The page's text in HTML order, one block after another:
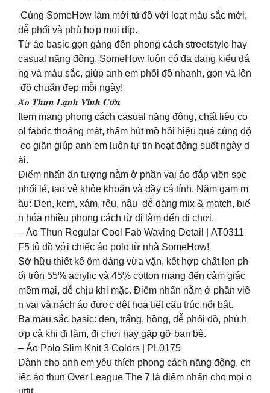
Cùng SomeHow làm mới tủ đồ với loạt màu sắc mới,
dễ phối và phù hợp mọi dịp.
Từ áo basic gọn gàng đến phong cách streetstyle hay
casual năng động, SomeHow luôn có đa dạng kiểu dá
ng và màu sắc, giúp anh em phối đồ nhanh, gọn và lên
đồ chuẩn đẹp mỗi ngày!
𝑨́𝒐 𝑻𝒉𝒖𝒏 𝑳𝒂̣𝒏𝒉 𝑽𝒊̃𝒏𝒉 𝑪𝒖̛̉𝒖
Item mang phong cách casual năng động, chất liệu co
ol fabric thoáng mát, thấm hút mồ hôi hiệu quả cùng độ
co giãn giúp anh em luôn tự tin hoạt động suốt ngày d
ài.
Điểm nhấn ấn tượng nằm ở phần vai áo đắp viền sọc
phối lé, tạo vẻ khỏe khoắn và đầy cá tính. Năm gam m
àu: Đen, kem, xám, rêu, nâu dễ dàng mix & match, biế
n hóa nhiều phong cách từ đi làm đến đi chơi.
– Áo Thun Regular Cool Fab Waving Detail | AT0311
F5 tủ đồ với chiếc áo polo từ nhà SomeHow!
Sở hữu thiết kế ôm dáng vừa vặn, kết hợp chất len ph
ối trộn 55% acrylic và 45% cotton mang đến cảm giác
mềm mại, dễ chịu khi mặc. Điểm nhấn nằm ở phần viề
n vai và nách áo được dệt họa tiết cấu trúc nổi bật.
Ba màu sắc basic: đen, trắng, hồng, dễ phối đồ, phù h
ợp cả khi đi làm, đi chơi hay gặp gỡ bạn bè.
– Áo Polo Slim Knit 3 Colors | PL0175
Dành cho anh em yêu thích phong cách năng động, ch
iếc áo thun Over League The 7 là điểm nhấn cho mọi o